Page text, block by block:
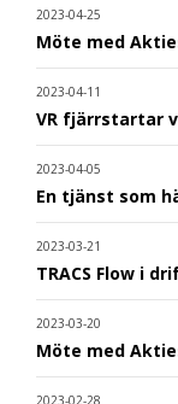
2023-04-25
Möte med
2023-04-11
VR fjärrstartar
2023-04-05
En tjänst som
2023-03-21
TRACS Flow i
2023-03-20
Möte med
2023-02-28